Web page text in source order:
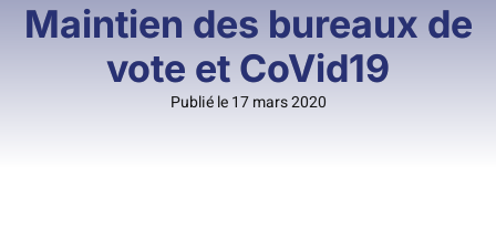
Maintien des bureaux de
vote et CoVid19
Publié le 17 mars 2020